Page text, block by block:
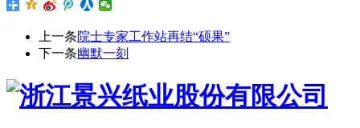
上一条院士专家工作站再结“硕果”
下一条幽默一刻